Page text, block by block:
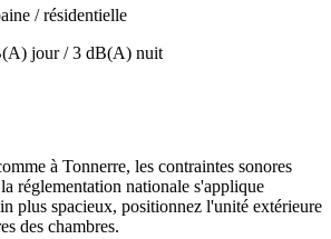
/ résidentielle
jour /3 dB(A) nuit
à Tonnerre, les contraintes sonores
réglementation nationale s'applique
plus spacieux, positionnez l'unité extérieure
des chambres.